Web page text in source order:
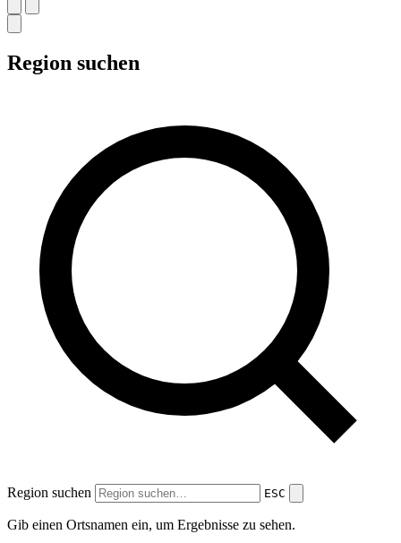
Region suchen
Region suchen ESC
Gib einen Ortsnamen ein, um Ergebnisse zu sehen.